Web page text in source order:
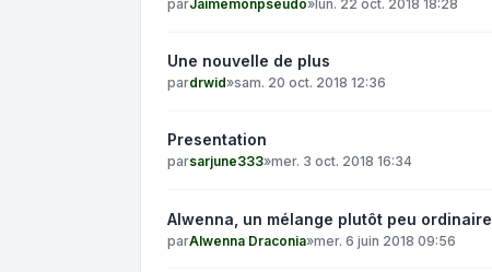
parJaimemonpseudo»lun. 22 oct. 2018 18:28
Une nouvelle de plus
pardrwid»sam. 20 oct. 2018 12:36
Presentation
parsarjune333»mer. 3 oct. 2018 16:34
Alwenna, un mélange plutôt peu ordinaire
parAlwenna Draconia»mer. 6 juin 2018 09:56